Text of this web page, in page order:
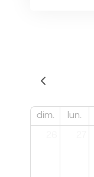
dim. lun.